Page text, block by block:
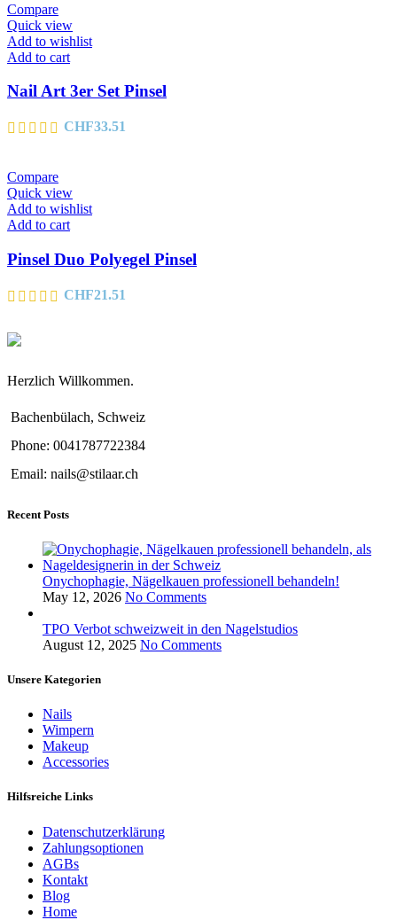
Compare
Quick view
Add to wishlist
Add to cart
Nail Art 3er Set Pinsel
CHF33.51
Compare
Quick view
Add to wishlist
Add to cart
Pinsel Duo Polyegel Pinsel
CHF21.51
Herzlich Willkommen.
Bachenbülach, Schweiz
Phone: 0041787722384
Email: nails@stilaar.ch
Recent Posts
Onychophagie, Nägelkauen professionell behandeln!
May 12, 2026 No Comments
TPO Verbot schweizweit in den Nagelstudios
August 12, 2025 No Comments
Unsere Kategorien
Nails
Wimpern
Makeup
Accessories
Hilfsreiche Links
Datenschutzerklärung
Zahlungsoptionen
AGBs
Kontakt
Blog
Home